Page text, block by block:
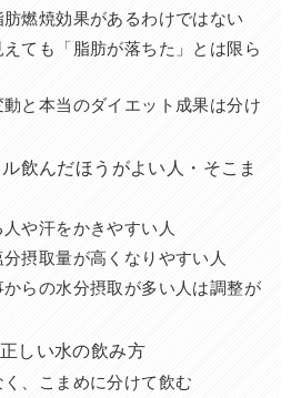
燃焼効果があるわけではない
ても「脂肪が落ちた」とは限ら
と本当のダイエット成果は分け
飲んだほうがよい人・そこま
や汗をかきやすい人
摂取量が高くなりやすい人
らの水分摂取が多い人は調整が
しい水の飲み方
、こまめに分けて飲む